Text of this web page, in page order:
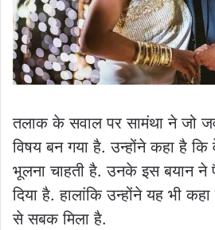
तलाक के सवाल पर सामंथा ने जो
विषय बन गया है. उन्होंने कहा है
भूलना चाहती है. उनके इस बयान
दिया है. हालांकि उन्होंने यह भी
से सबक मिला है.